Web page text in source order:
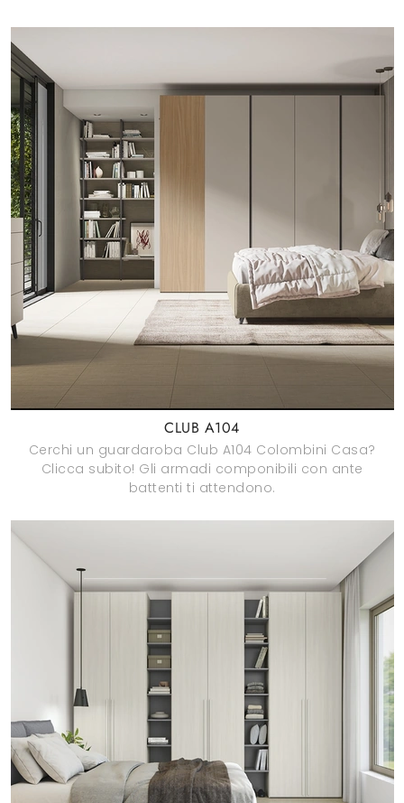
CLUB A104
Cerchi un guardaroba Club A104 Colombini Casa?
Clicca subito! Gli armadi componibili con ante
battenti ti attendono.